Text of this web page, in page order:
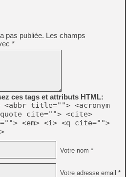
pas publiée. Les champs
*
ces tags et attributs HTML:
title=""> <acronym
cite=""> <cite>
<em> <i> <q cite="">
Votre nom *
Votre adresse email *